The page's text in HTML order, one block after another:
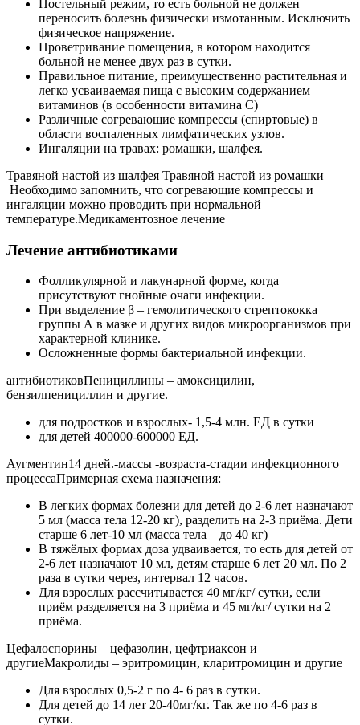
Постельный режим, то есть больной не должен
переносить болезнь физически измотанным. Исключить
физическое напряжение.
Проветривание помещения, в котором находится
больной не менее двух раз в сутки.
Правильное питание, преимущественно растительная и
легко усваиваемая пища с высоким содержанием
витаминов (в особенности витамина С)
Различные согревающие компрессы (спиртовые) в
области воспаленных лимфатических узлов.
Ингаляции на травах: ромашки, шалфея.
Травяной настой из шалфея Травяной настой из ромашки
Необходимо запомнить, что согревающие компрессы и
ингаляции можно проводить при нормальной
температуре.Медикаментозное лечение
Лечение антибиотиками
Фолликулярной и лакунарной форме, когда
присутствуют гнойные очаги инфекции.
При выделение β – гемолитического стрептококка
группы А в мазке и других видов микроорганизмов при
характерной клинике.
Осложненные формы бактериальной инфекции.
антибиотиковПенициллины – амоксицилин,
бензилпенициллин и другие.
для подростков и взрослых- 1,5-4 млн. ЕД в сутки
для детей 400000-600000 ЕД.
Аугментин14 дней.-массы -возраста-стадии инфекционного
процессаПримерная схема назначения:
В легких формах болезни для детей до 2-6 лет назначают
5 мл (масса тела 12-20 кг), разделить на 2-3 приёма. Дети
старше 6 лет-10 мл (масса тела – до 40 кг)
В тяжёлых формах доза удваивается, то есть для детей от
2-6 лет назначают 10 мл, детям старше 6 лет 20 мл. По 2
раза в сутки через, интервал 12 часов.
Для взрослых рассчитывается 40 мг/кг/ сутки, если
приём разделяется на 3 приёма и 45 мг/кг/ сутки на 2
приёма.
Цефалоспорины – цефазолин, цефтриаксон и
другиеМакролиды – эритромицин, кларитромицин и другие
Для взрослых 0,5-2 г по 4- 6 раз в сутки.
Для детей до 14 лет 20-40мг/кг. Так же по 4-6 раз в
сутки.